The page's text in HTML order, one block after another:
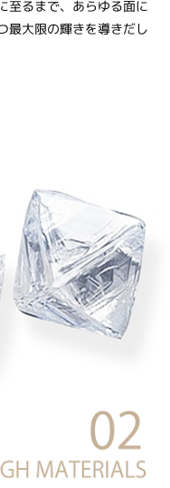
至るまで、あらゆる面に
最大限の輝きを導きだし